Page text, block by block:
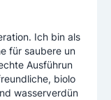
Ich bin als
für saubere un
Ausführun
biolo
wasserverdün